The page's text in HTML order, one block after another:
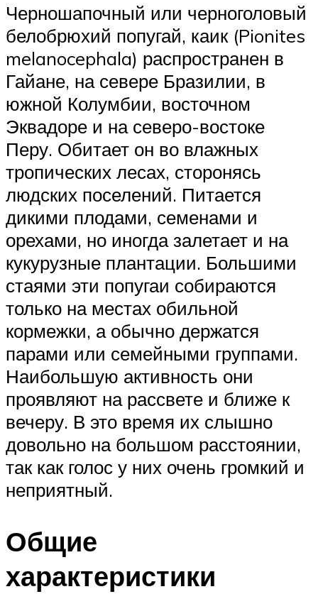
Черношапочный или черноголовый
белобрюхий попугай, каик (Pionites
melanocephala) распространен в
Гайане, на севере Бразилии, в
южной Колумбии, восточном
Эквадоре и на северо-востоке
Перу. Обитает он во влажных
тропических лесах, сторонясь
людских поселений. Питается
дикими плодами, семенами и
орехами, но иногда залетает и на
кукурузные плантации. Большими
стаями эти попугаи собираются
только на местах обильной
кормежки, а обычно держатся
парами или семейными группами.
Наибольшую активность они
проявляют на рассвете и ближе к
вечеру. В это время их слышно
довольно на большом расстоянии,
так как голос у них очень громкий и
неприятный.
Общие
характеристики